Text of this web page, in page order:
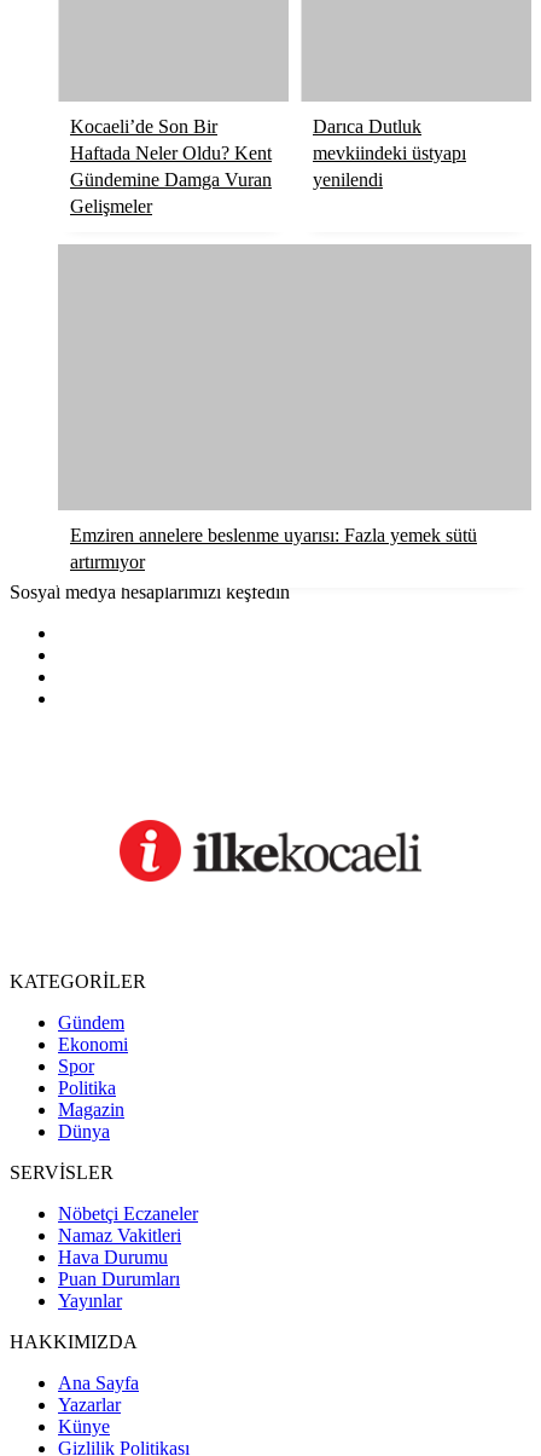
Kocaeli’de Son Bir
Haftada Neler Oldu? Kent
Gündemine Damga Vuran
Gelişmeler
Darıca Dutluk
mevkiindeki üstyapı
yenilendi
Emziren annelere beslenme uyarısı: Fazla yemek sütü
artırmıyor
Sosyal medya hesaplarımızı keşfedin
KATEGORİLER
Gündem
Ekonomi
Spor
Politika
Magazin
Dünya
SERVİSLER
Nöbetçi Eczaneler
Namaz Vakitleri
Hava Durumu
Puan Durumları
Yayınlar
HAKKIMIZDA
Ana Sayfa
Yazarlar
Künye
Gizlilik Politikası